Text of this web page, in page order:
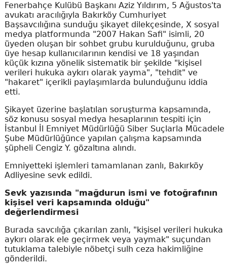
Fenerbahçe Kulübü Başkanı Aziz Yıldırım, 5 Ağustos'ta
avukatı aracılığıyla Bakırköy Cumhuriyet
Başsavcılığına sunduğu şikayet dilekçesinde, X sosyal
medya platformunda "2007 Hakan Safi" isimli, 20
üyeden oluşan bir sohbet grubu kurulduğunu, gruba
üye hesap kullanıcılarının kendisi ve 18 yaşından
küçük kızına yönelik sistematik bir şekilde "kişisel
verileri hukuka aykırı olarak yayma", "tehdit" ve
"hakaret" içerikli paylaşımlarda bulunduğunu iddia
etti.
Şikayet üzerine başlatılan soruşturma kapsamında,
söz konusu sosyal medya hesaplarının tespiti için
İstanbul İl Emniyet Müdürlüğü Siber Suçlarla Mücadele
Şube Müdürlüğünce yapılan çalışma kapsamında
şüpheli Cengiz Y. gözaltına alındı.
Emniyetteki işlemleri tamamlanan zanlı, Bakırköy
Adliyesine sevk edildi.
Sevk yazısında "mağdurun ismi ve fotoğrafının
kişisel veri kapsamında olduğu"
değerlendirmesi
Burada savcılığa çıkarılan zanlı, "kişisel verileri hukuka
aykırı olarak ele geçirmek veya yaymak" suçundan
tutuklama talebiyle nöbetçi sulh ceza hakimliğine
gönderildi.